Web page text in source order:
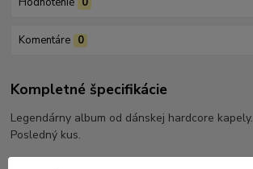
Komentáre 0
Kompletné špecifikácie
Legendárny album od dánskej hardcore kapely.
Posledný kus.